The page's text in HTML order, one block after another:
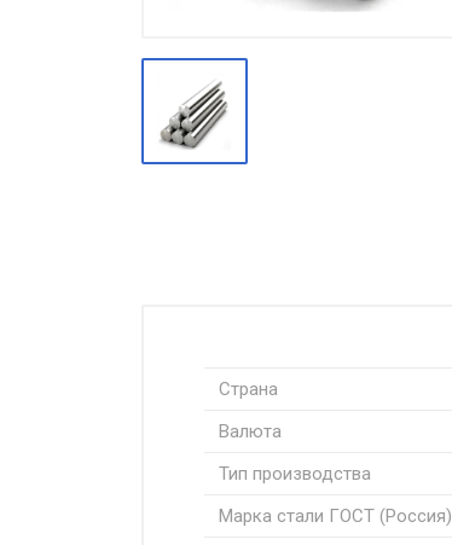
метизы
Оцинкованный металлопрокат
Запорная арматура
Страна
Валюта
Тип производства
Марка стали ГОСТ (Россия)